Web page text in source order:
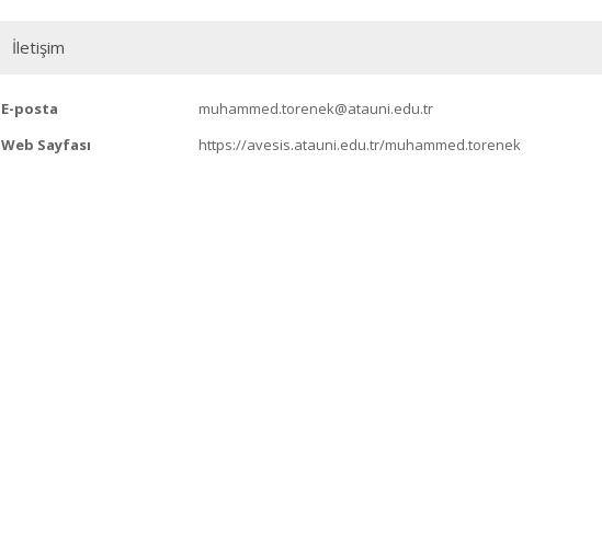
İletişim
E-posta
muhammed.torenek@atauni.edu.tr
Web Sayfası
https://avesis.atauni.edu.tr/muhammed.torenek